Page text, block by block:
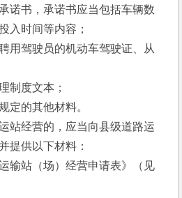
诺书，承诺书应当包括车辆数
入时间等内容；
驾驶员的机动车驾驶证、从
度文本；
的其他材料。
经营的，应当向县级道路运
提供以下材料：
站（场）经营申请表》（见